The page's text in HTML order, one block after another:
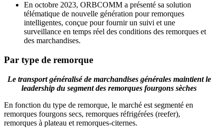
En octobre 2023, ORBCOMM a présenté sa solution
télématique de nouvelle génération pour remorques
intelligentes, conçue pour fournir un suivi et une
surveillance en temps réel des conditions des remorques et
des marchandises.
Par type de remorque
Le transport généralisé de marchandises générales maintient le
leadership du segment des remorques fourgons sèches
En fonction du type de remorque, le marché est segmenté en
remorques fourgons secs, remorques réfrigérées (reefer),
remorques à plateau et remorques-citernes.